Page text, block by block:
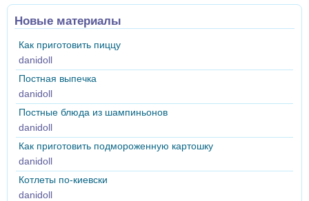
Новые материалы
Как приготовить пиццу
danidoll
Постная выпечка
danidoll
Постные блюда из шампиньонов
danidoll
Как приготовить подмороженную картошку
danidoll
Котлеты по-киевски
danidoll